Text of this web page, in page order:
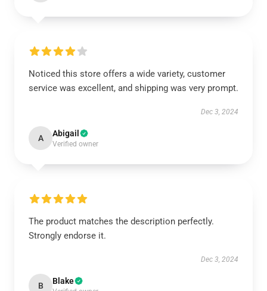
Noticed this store offers a wide variety, customer
service was excellent, and shipping was very prompt.
Dec 3, 2024
A Abigail
Verified owner
The product matches the description perfectly.
Strongly endorse it.
Dec 3, 2024
B Blake